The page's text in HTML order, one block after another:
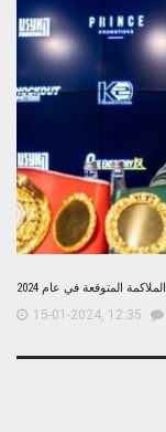
المتوقعة في عام 2024
15-01-2024, 12:35